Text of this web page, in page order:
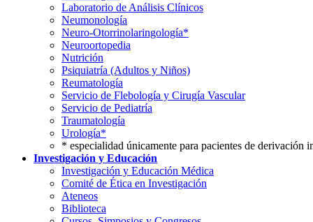
Laboratorio de Análisis Clínicos
Neumonología
Neuro-Otorrinolaringología*
Neuroortopedia
Nutrición
Psiquiatría (Adultos y Niños)
Reumatología
Servicio de Flebología y Cirugía Vascular
Servicio de Pediatría
Traumatología
Urología*
* especialidad únicamente para pacientes de derivación
Investigación y Educación
Investigación y Educación Médica
Comité de Ética en Investigación
Ateneos
Biblioteca